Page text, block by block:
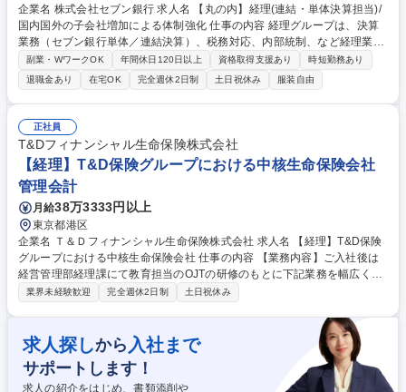
企業名 株式会社セブン銀行 求人名 【丸の内】経理(連結・単体決算担当)/
国内国外の子会社増加による体制強化 仕事の内容 経理グループは、決算
業務（セブン銀行単体／連結決算）、税務対応、内部統制、など経理業務
全般を所管しています。経理グループ長が経理業務全体を統轄し、決算業
務中心に全メンバーで工程を分担しております。 【業務詳細】・連結決算
業務(四半期・年次決算、監査法人、子会社決算フォロー対応含む)の対応
・有報等の金商法開示対応。入社後は上記業務及び決算の各業務工程にア
サインします。フォローアップ期間は各業務の習熟に応じて個別設定をい
たします。その後、各部との調整や監査法人などの外部対応、分析などの
業務改善なども織り交ぜながら、経理業務全般実務に関わっていただきま
す。 募集職種 【丸の内】経理(連結・単体決算担当)/国内国外の子会社増
加による体制強化
副業・WワークOK 年間休日120日以上 資格取得支援あり
時短勤務あり
退職金あり
在宅OK 完全週休2日制 土日祝休み 服装自由
正社員
T&Dフィナンシャル生命保険株式会社
【経理】T&D保険グループにおける中核生命保険会社
管理会計
月給38万3333円以上
東京都港区
企業名 Ｔ＆Ｄフィナンシャル生命保険株式会社 求人名 【経理】T&D保険
グループにおける中核生命保険会社 仕事の内容 【業務内容】ご入社後は
経営管理部経理課にて教育担当のOJTの研修のもとに下記業務を幅広く担
って頂く予定です。 ■経理業務関連事項■決算・税務に関する事項 ■顧問税
採用の為、ゆくゆくはその他ポジションへのジョブローテーションもござ
います。 ※変更の範囲：当社業務全般 募集職種 【経理】T&D保険グルー
プにおける中核生命保険会社
業界未経験歓迎 完全週休2日制 土日祝休み
求人探しから 入社まで
サポートします！
求人の紹介をはじめ、書類添削や